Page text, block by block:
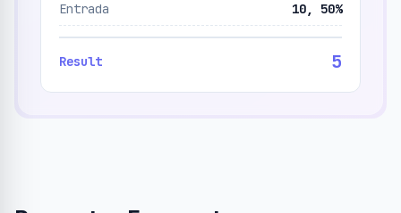
Entrada 10, 50%
Result 5